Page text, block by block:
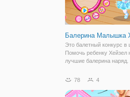
Балерина Малышка
Это балетный конкурс в
Помочь ребенку Хейзел
лучшие балерина
перчатки, украшения и
78 4